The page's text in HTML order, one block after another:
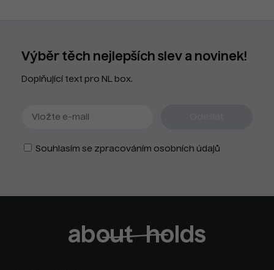
Výběr těch nejlepších slev a novinek!
Doplňující text pro NL box.
Souhlasím se zpracováním osobních údajů